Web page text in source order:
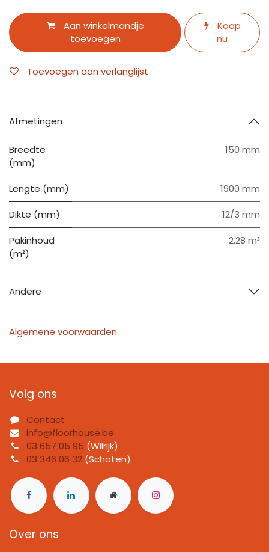
Aan winkelmandje
toevoegen
Koop
nu
Toevoegen aan verlanglijst
Afmetingen
Breedte
(mm)
150 mm
Lengte (mm) 1900 mm
Dikte (mm) 12/3 mm
Pakinhoud
(m²)
2.28 m²
Andere
Algemene voorwaarden
Volg ons
Contact
info@floorhouse.be
03 657 05 95 (Wilrijk)
03 346 06 32 (Schoten)
Over ons